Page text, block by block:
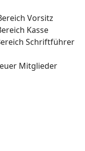
Vorsitz
Kasse
Schriftführer
Mitglieder